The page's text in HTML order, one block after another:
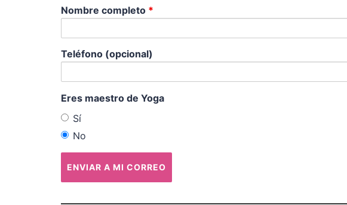
Nombre completo *
Teléfono (opcional)
Eres maestro de Yoga
Sí
No